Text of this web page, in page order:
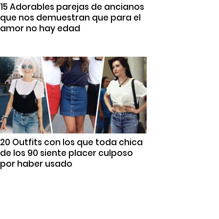
15 Adorables parejas de ancianos
que nos demuestran que para el
amor no hay edad
20 Outfits con los que toda chica
de los 90 siente placer culposo
por haber usado